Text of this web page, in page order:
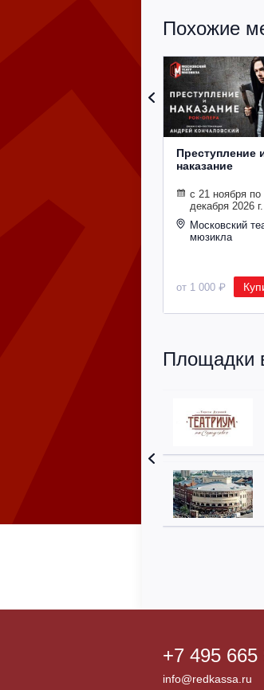
Похожие
Преступление
наказание
с 21 ноября по
декабря 2026 г.
Московский
мюзикла
от 1 000 ₽
Площадки
+7 495 665
info@redkassa.ru